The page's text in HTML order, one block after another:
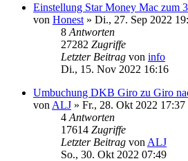
Einstellung Star Money Mac zum
von Honest » Di., 27. Sep 2022
8 Antworten
27282 Zugriffe
Letzter Beitrag von info
Di., 15. Nov 2022 16:16
Umbuchung DKB Giro zu Giro
von ALJ » Fr., 28. Okt 2022 17:37
4 Antworten
17614 Zugriffe
Letzter Beitrag von ALJ
So., 30. Okt 2022 07:49